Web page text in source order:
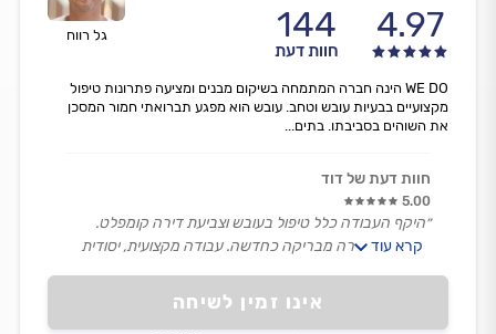
גל רווח 4.97
144
חוות דעת
אינו זמין לשיחה
WE DO הינה חברה המתמחה בשיקום מבנים ומציעה פתרונות טיפול
מקצועיים בבעיות עובש וטחב. עובש הוא מפגע תברואתי חמור המסכן
את השוהים בסביבתו. בתים...
חוות דעת של דוד
5.00
״היקף העבודה כלל טיפול בעובש וצביעת דירה קומפלט.
התוצאה - דירה מבריקה כחדשה. עבודה מקצועית, יסודית
רמת שירות אדיבה, סובלנית ומתחשבת. צוות חרוץ ואדיב.
תודה אישית לגל על הכל. ממליץ בחום.״
קרא עוד